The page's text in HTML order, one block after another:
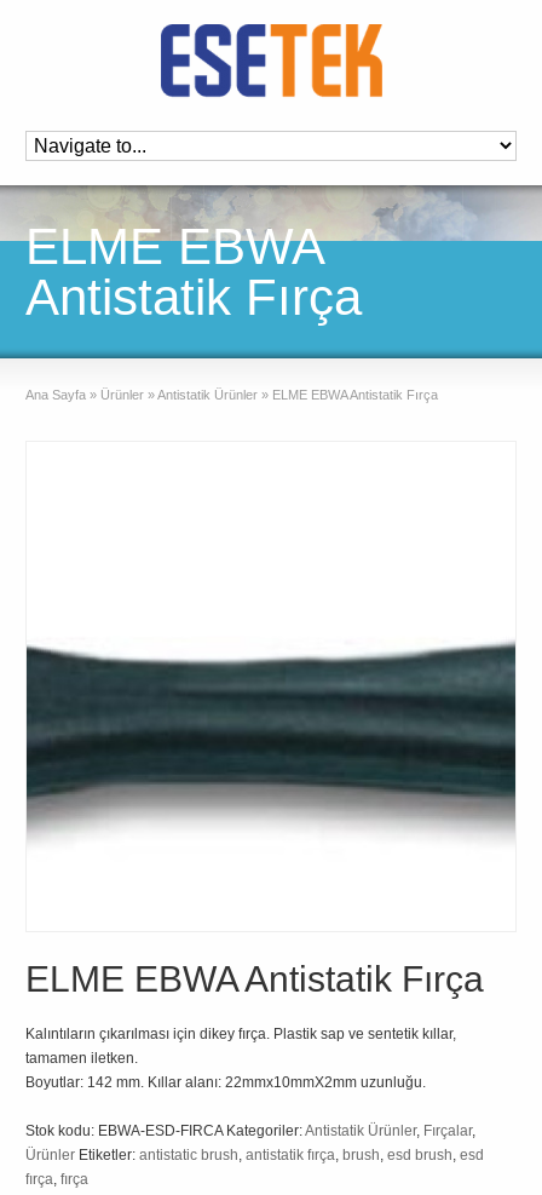
ELME EBWA
Antistatik Fırça
Ana Sayfa » Ürünler »Antistatik Ürünler » ELME EBWA Antistatik Fırça
ELME EBWA Antistatik Fırça
Kalıntıların çıkarılması için dikey fırça. Plastik sap ve sentetik kıllar,
tamamen iletken.
Boyutlar: 142 mm. Kıllar alanı: 22mmx10mmX2mm uzunluğu.
Stok kodu: EBWA-ESD-FIRCA Kategoriler:Antistatik Ürünler, Fırçalar,
Ürünler Etiketler:antistatic brush ,antistatik fırça ,brush ,esd brush ,esd
fırça ,fırça